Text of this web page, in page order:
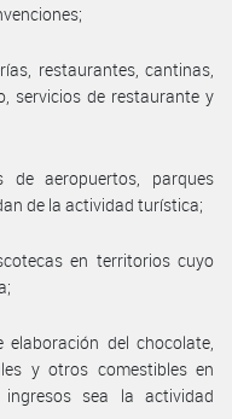
restaurantes, cantinas,
servicios de restaurante y
de aeropuertos, parques
de la actividad turística;
en territorios cuyo
del chocolate,
y otros comestibles en
sea la actividad